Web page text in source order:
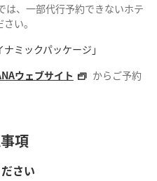
は、一部代行予約できないホテ
い。
ミックパッケージ」
ウェブサイト
からご予約
項
さい